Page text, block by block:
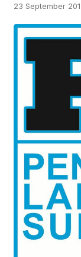
23 September